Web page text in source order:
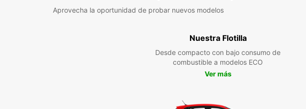
Aprovecha la oportunidad de probar nuevos modelos
Nuestra Flotilla
Desde compacto con bajo consumo de
combustible a modelos ECO
Ver más